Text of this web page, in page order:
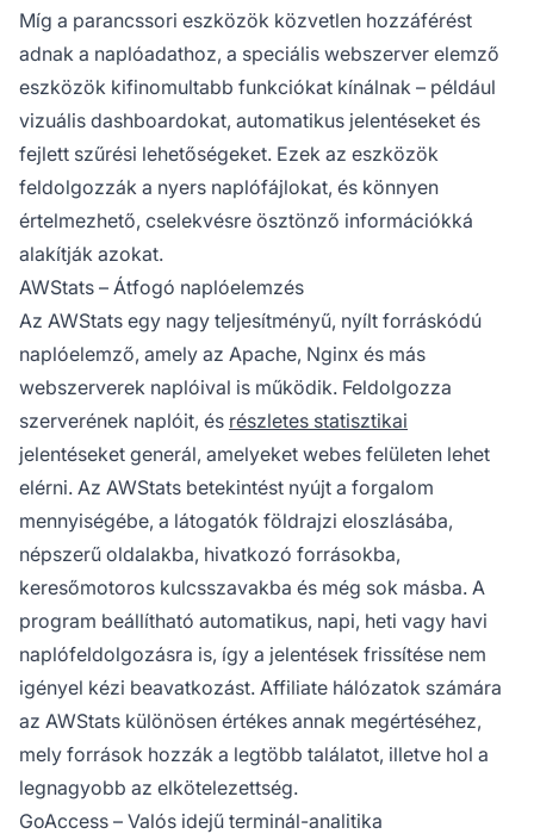
Míg a parancssori eszközök közvetlen hozzáférést
adnak a naplóadathoz, a speciális webszerver elemző
eszközök kifinomultabb funkciókat kínálnak – például
vizuális dashboardokat, automatikus jelentéseket és
fejlett szűrési lehetőségeket. Ezek az eszközök
feldolgozzák a nyers naplófájlokat, és könnyen
értelmezhető, cselekvésre ösztönző információkká
alakítják azokat.
AWStats – Átfogó naplóelemzés
Az AWStats egy nagy teljesítményű, nyílt forráskódú
naplóelemző, amely az Apache, Nginx és más
webszerverek naplóival is működik. Feldolgozza
szerverének naplóit, és részletes statisztikai
jelentéseket generál, amelyeket webes felületen lehet
elérni. Az AWStats betekintést nyújt a forgalom
mennyiségébe, a látogatók földrajzi eloszlásába,
népszerű oldalakba, hivatkozó forrásokba,
keresőmotoros kulcsszavakba és még sok másba. A
program beállítható automatikus, napi, heti vagy havi
naplófeldolgozásra is, így a jelentések frissítése nem
igényel kézi beavatkozást. Affiliate hálózatok számára
az AWStats különösen értékes annak megértéséhez,
mely források hozzák a legtöbb találatot, illetve hol a
legnagyobb az elkötelezettség.
GoAccess – Valós idejű terminál-analitika